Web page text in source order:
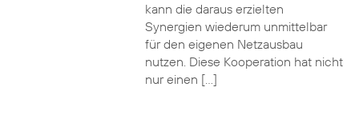
kann die daraus erzielten
Synergien wiederum unmittelbar
für den eigenen Netzausbau
nutzen. Diese Kooperation hat nicht
nur einen […]